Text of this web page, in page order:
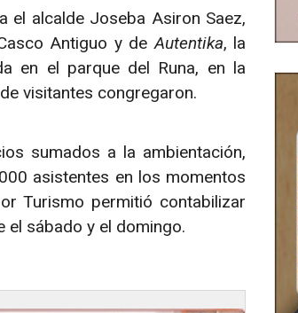
el alcalde Joseba Asiron Saez,
Antiguo y deAutentika, la
en el parque del Runa, en la
visitantes congregaron.
sumados a la ambientación,
asistentes en los momentos
Turismo permitió contabilizar
el sábado y el domingo.